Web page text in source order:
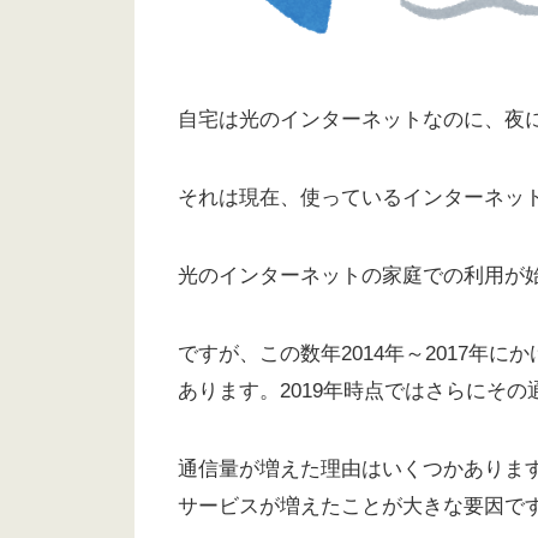
自宅は光のインターネットなのに、夜
それは現在、使っているインターネッ
光のインターネットの家庭での利用が
ですが、この数年2014年～2017年に
あります。2019年時点ではさらにそ
通信量が増えた理由はいくつかありま
サービスが増えたことが大きな要因で